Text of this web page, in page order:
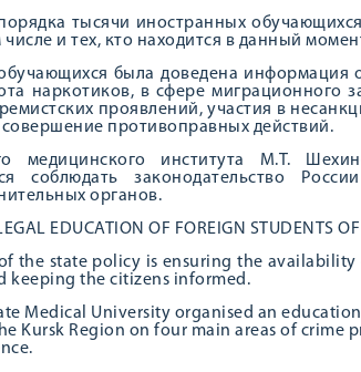
тысячи иностранных
и тех, кто находится в данный
была доведена информация
наркотиков, в сфере миграционного
проявлений, участия в
совершение противоправных действий.
медицинского института М.Т.
соблюдать законодательство
органов.
EDUCATION OF FOREIGN STUDENTS
the state policy is ensuring the
keeping the citizens informed.
Medical University organised an
Kursk Region on four main areas of crime